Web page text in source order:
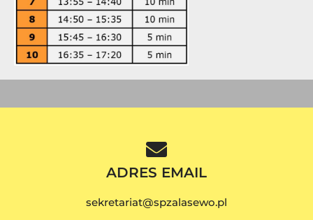
ADRES EMAIL
sekretariat@spzalasewo.pl